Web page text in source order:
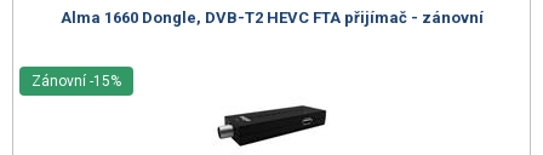
Alma 1660 Dongle, DVB-T2 HEVC FTA přijímač - zánovní
Zánovní -15%